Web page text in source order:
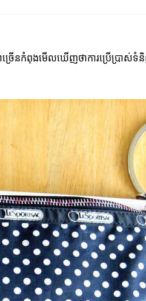
ើនកំពុងមើលឃើញថាការប្រើប្រាស់ទំ